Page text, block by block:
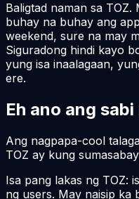
Baligtad naman sa
buhay na buhay ang
weekend, sure na may
Siguradong hindi kayo
yung isa inaalagaan,
ere.
Eh ano ang
Ang nagpapa-cool
TOZ ay kung
Isa pang lakas ng TOZ:
ng users. May naisip ka